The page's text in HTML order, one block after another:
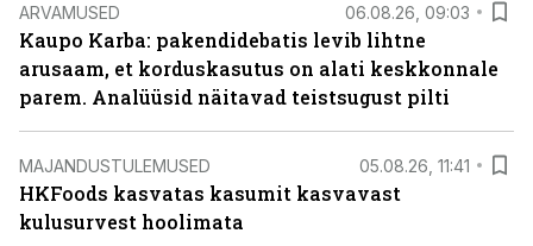
ARVAMUSED 06.08.26, 09:03
Kaupo Karba: pakendidebatis levib lihtne
arusaam, et korduskasutus on alati keskkonnale
parem. Analüüsid näitavad teistsugust pilti
MAJANDUSTULEMUSED 05.08.26, 11:41
HKFoods kasvatas kasumit kasvavast
kulusurvest hoolimata